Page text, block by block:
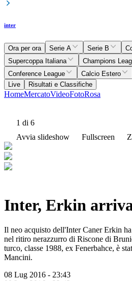
inter
Ora per ora Serie A Serie B
Supercoppa Italiana
Champions
Conference League
Calcio Estero
Live
Risultati e Classifiche
HomeMercatoVideoFotoRosa
1 di 6
Avvia slideshow
Fullscreen
Inter, Erkin
Il neo acquisto dell'Inter Caner Erkin
nel ritiro nerazzurro di Riscone di
turco, classe 1988, ex Fenerbahce, è
Mancini.
08 Lug 2016 - 23:43